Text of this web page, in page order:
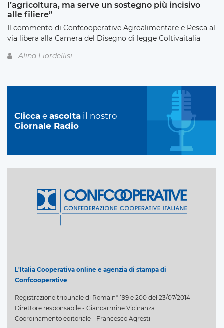
l’agricoltura, ma serve un sostegno più incisivo
alle filiere”
Il commento di Confcooperative Agroalimentare e Pesca al
via libera alla Camera del Disegno di legge Coltivaitalia
Alina Fiordellisi
Clicca e ascolta il nostro
Giornale Radio
L'Italia Cooperativa online e agenzia di stampa di
Confcooperative
Registrazione tribunale di Roma n° 199 e 200 del 23/07/2014
Direttore responsabile - Giancarmine Vicinanza
Coordinamento editoriale - Francesco Agresti